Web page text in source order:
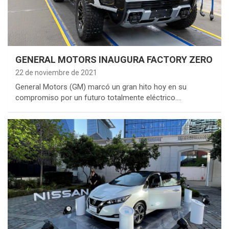
GENERAL MOTORS INAUGURA FACTORY ZERO
22 de noviembre de 2021
General Motors (GM) marcó un gran hito hoy en su
compromiso por un futuro totalmente eléctrico.…